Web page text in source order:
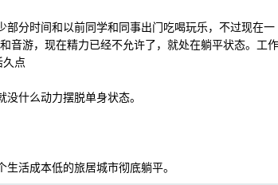
分时间和以前同学和同事出门吃喝玩乐，不过现在一
音游，现在精力已经不允许了，就处在躺平状态。工作
点
什么动力摆脱单身状态。
活成本低的旅居城市彻底躺平。